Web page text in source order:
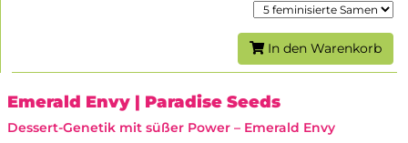
In den Warenkorb
Emerald Envy | Paradise Seeds
Dessert-Genetik mit süßer Power – Emerald Envy